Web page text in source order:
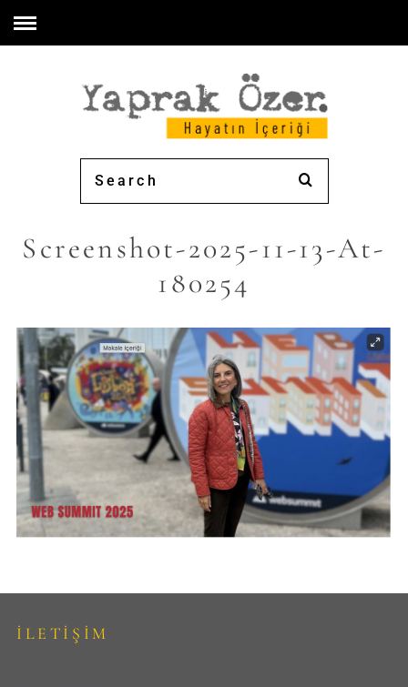
Screenshot-2025-11-13-At-
180254
İLETİŞİM